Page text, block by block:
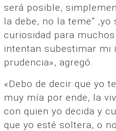
será posible,
la debe, no la teme” ,yo
curiosidad para
intentan subestimar mi
prudencia», agregó.
«Debo de decir que yo
muy mía por ende, la
con quien yo decida y
que yo esté soltera, o